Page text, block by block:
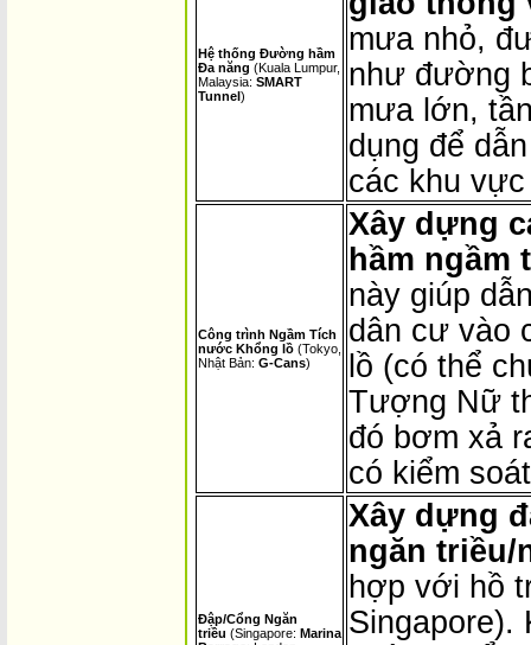
Hệ thống Đường hầm
Đa năng (Kuala Lumpur,
Malaysia: SMART
Tunnel )
mưa nhỏ,
như đường
mưa lớn,
dụng để
các khu
Công trình Ngầm Tích
nước Khổng lồ (Tokyo,
Nhật Bản: G-Cans)
Xây dựng
hầm
này giúp
dân cư vào
lồ (có thể
Tượng Nữ
đó bơm xả
có kiểm
Đập/Cổng Ngăn
triều (Singapore: Marina
Xây dựng
ngăn triều/
hợp với hồ
Singapore).